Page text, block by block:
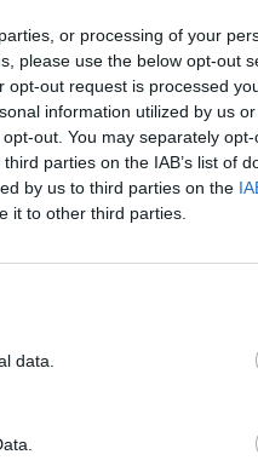
or processing of your
please use the below opt-out
opt-out request is processed
information utilized by us
out. You may separately
parties on the IAB’s list of
by us to third parties on the
it to other third parties.
data.